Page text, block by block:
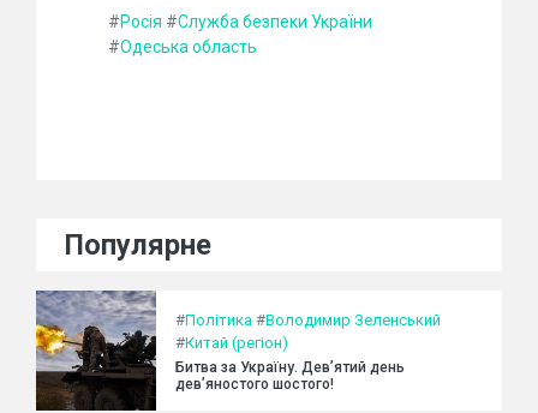
#Росія #Служба безпеки України
#Одеська область
Популярне
#Політика #Володимир Зеленський
#Китай (регіон)
Битва за Україну. Дев’ятий день
дев’яностого шостого!